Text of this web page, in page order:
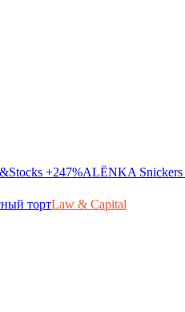
+247%ALЁNKA Snickers
тортLaw & Capital